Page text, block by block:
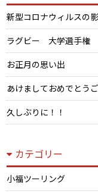
新型コロナウィルスの
ラグビー 大学選手権
お正月の思い出
あけましておめでとう
久しぶりに！！
カテゴリー
小福ツーリング